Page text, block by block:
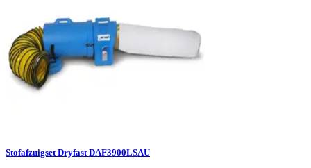
Stofafzuigset Dryfast DAF3900LSAU